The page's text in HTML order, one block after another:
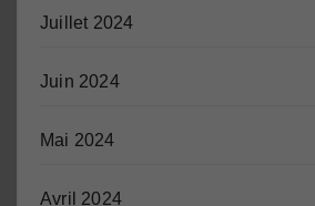
Juillet 2024
Juin 2024
Mai 2024
Avril 2024